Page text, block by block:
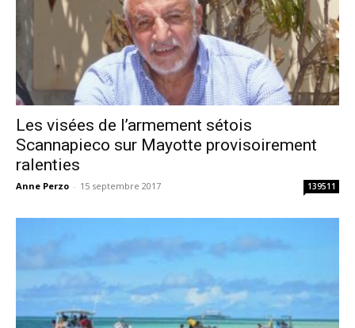
Les visées de l’armement sétois
Scannapieco sur Mayotte provisoirement
ralenties
Anne Perzo - 15 septembre 2017 139511